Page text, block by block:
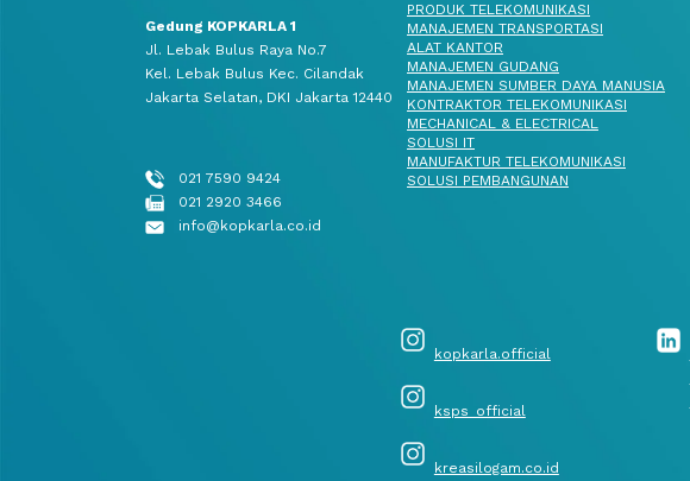
Gedung KOPKARLA 1
Jl. Lebak Bulus Raya No.7
Kel. Lebak Bulus Kec. Cilandak
Jakarta Selatan, DKI Jakarta 12440
021 7590 9424
021 2920 3466
info@kopkarla.co.id
PRODUK TELEKOMUNIKASI
MANAJEMEN TRANSPORTASI
ALAT KANTOR
MANAJEMEN GUDANG
MANAJEMEN SUMBER DAYA MANUSIA
KONTRAKTOR TELEKOMUNIKASI
MECHANICAL & ELECTRICAL
SOLUSI IT
MANUFAKTUR TELEKOMUNIKASI
SOLUSI PEMBANGUNAN
kopkarla.official
ksps_official
kreasilogam.co.id